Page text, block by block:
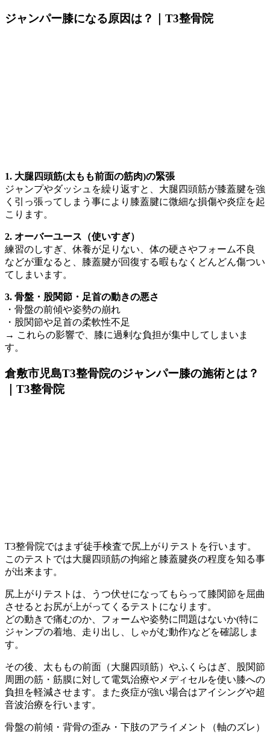
ジャンパー膝になる原因は？｜T3整骨院
1. 大腿四頭筋(太もも前面の筋肉)の緊張
ジャンプやダッシュを繰り返すと、大腿四頭筋が膝蓋腱を強
く引っ張ってしまう事により膝蓋腱に微細な損傷や炎症を起
こります。
2. オーバーユース（使いすぎ）
練習のしすぎ、休養が足りない、体の硬さやフォーム不良
などが重なると、膝蓋腱が回復する暇もなくどんどん傷つい
てしまいます。
3. 骨盤・股関節・足首の動きの悪さ
・骨盤の前傾や姿勢の崩れ
・股関節や足首の柔軟性不足
→ これらの影響で、膝に過剰な負担が集中してしまいま
す。
倉敷市児島T3整骨院のジャンパー膝の施術とは？
｜T3整骨院
T3整骨院ではまず徒手検査で尻上がりテストを行います。
このテストでは大腿四頭筋の拘縮と膝蓋腱炎の程度を知る事
が出来ます。
尻上がりテストは、うつ伏せになってもらって膝関節を屈曲
させるとお尻が上がってくるテストになります。
どの動きで痛むのか、フォームや姿勢に問題はないか(特に
ジャンプの着地、走り出し、しゃがむ動作)などを確認しま
す。
その後、太ももの前面（大腿四頭筋）やふくらはぎ、股関節
周囲の筋・筋膜に対して電気治療やメディセルを使い膝への
負担を軽減させます。また炎症が強い場合はアイシングや超
音波治療を行います。
骨盤の前傾・背骨の歪み・下肢のアライメント（軸のズレ）